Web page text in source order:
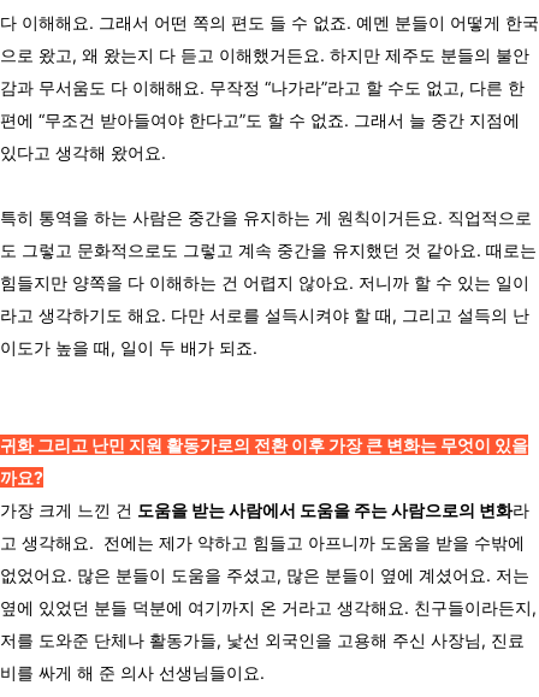
다 이해해요. 그래서 어떤 쪽의 편도 들 수 없죠. 예멘 분들이 어떻게 한국
으로 왔고, 왜 왔는지 다 듣고 이해했거든요. 하지만 제주도 분들의 불안
감과 무서움도 다 이해해요. 무작정 “나가라”라고 할 수도 없고, 다른 한
편에 “무조건 받아들여야 한다고”도 할 수 없죠. 그래서 늘 중간 지점에
있다고 생각해 왔어요.
특히 통역을 하는 사람은 중간을 유지하는 게 원칙이거든요. 직업적으로
도 그렇고 문화적으로도 그렇고 계속 중간을 유지했던 것 같아요. 때로는
힘들지만 양쪽을 다 이해하는 건 어렵지 않아요. 저니까 할 수 있는 일이
라고 생각하기도 해요. 다만 서로를 설득시켜야 할 때, 그리고 설득의 난
이도가 높을 때, 일이 두 배가 되죠.
귀화 그리고 난민 지원 활동가로의 전환 이후 가장 큰 변화는 무엇이 있을
까요?
가장 크게 느낀 건 도움을 받는 사람에서 도움을 주는 사람으로의 변화라
고 생각해요. 전에는 제가 약하고 힘들고 아프니까 도움을 받을 수밖에
없었어요. 많은 분들이 도움을 주셨고, 많은 분들이 옆에 계셨어요. 저는
옆에 있었던 분들 덕분에 여기까지 온 거라고 생각해요. 친구들이라든지,
저를 도와준 단체나 활동가들, 낯선 외국인을 고용해 주신 사장님, 진료
비를 싸게 해 준 의사 선생님들이요.